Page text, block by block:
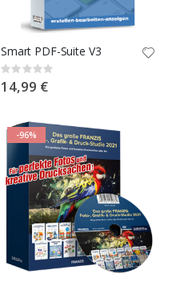
Smart PDF-Suite V3
Rating:
0%
14,99 €
-96%